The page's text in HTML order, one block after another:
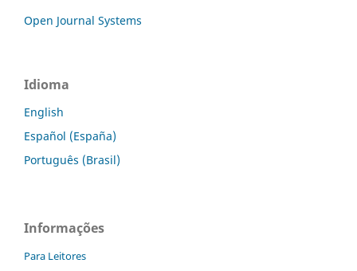
Open Journal Systems
Idioma
English
Español (España)
Português (Brasil)
Informações
Para Leitores